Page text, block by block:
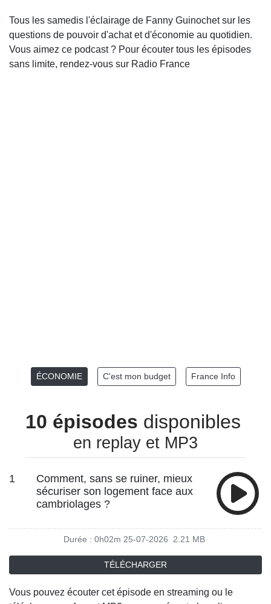
Tous les samedis l'éclairage de Fanny Guinochet sur les
questions de pouvoir d'achat et d'économie au quotidien.
Vous aimez ce podcast ? Pour écouter tous les épisodes
sans limite, rendez-vous sur Radio France
ÉCONOMIE C'est mon budget France Info
10 épisodes disponibles
en replay et MP3
1
Comment, sans se ruiner, mieux
sécuriser son logement face aux
cambriolages ?
Durée : 0h02m 25-07-2026 2.21 MB
TÉLÉCHARGER
Vous pouvez écouter cet épisode en streaming ou le